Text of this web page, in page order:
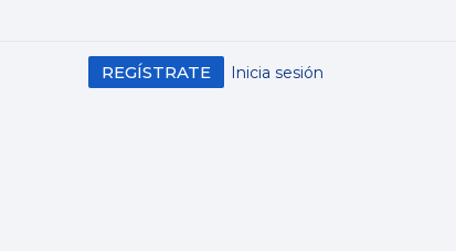
Inicia sesión
REGÍSTRATE